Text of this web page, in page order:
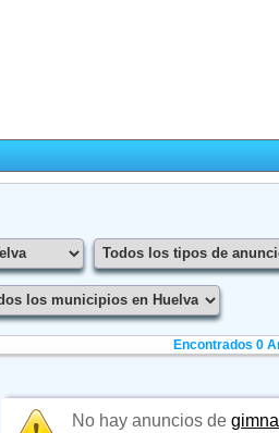
Encontrados 0
No hay anuncios de